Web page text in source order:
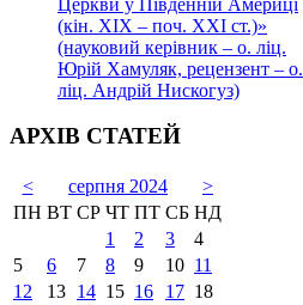
(кін. ХІХ – поч. ХХІ ст.)»
(науковий керівник – о. ліц.
Юрій Хамуляк, рецензент – о.
ліц. Андрій Нискогуз)
АРХІВ СТАТЕЙ
< серпня 2024
>
ПН ВТ СР ЧТ ПТ СБ НД
1
2 3
4
5
6 7 8 9 10 11
12
13 14 15 16 17 18